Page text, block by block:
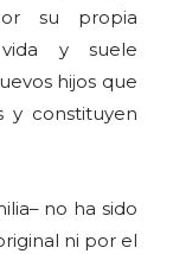
su propia
y suele
hijos que
y constituyen
no ha sido
ni por el